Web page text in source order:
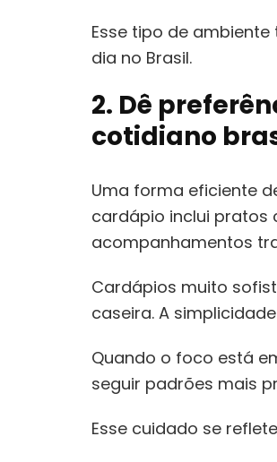
Esse tipo de
dia no Brasil.
2. Dê
cotidiano
Uma forma eficiente
cardápio inclui pratos
acompanhamentos
Cardápios muito
caseira. A
Quando o foco está
seguir padrões mais
Esse cuidado se